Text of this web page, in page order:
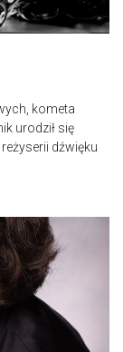
kometa
urodził się
dźwięku